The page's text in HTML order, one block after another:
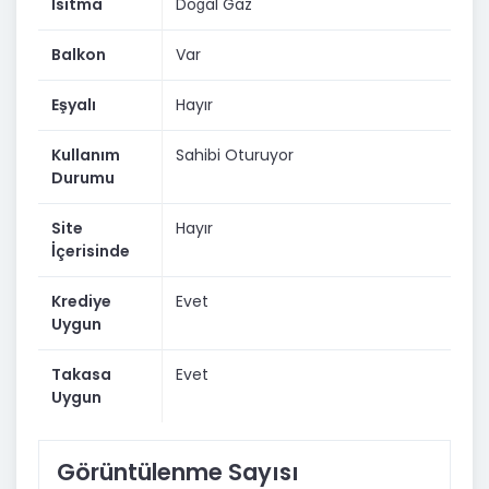
aşamasında yanınızdadır.
Bizimle yalnızca bir daire değil, değerli bir yaşam alanı
Detaylı bilgi, kredi hesaplama ve özel sunum için:
Coldwell Banker Güldalı Gayrimenkul
Slogan: “Hayalinizdeki yaşam, bir adım uzağınızda.”
Isıtma Doğal Gaz
Balkon Var
Eşyalı Hayır
Kullanım
Durumu
Sahibi Oturuyor
Site
İçerisinde
Hayır
Krediye
Uygun
Evet
Takasa
Uygun
Evet
Görüntülenme Sayısı